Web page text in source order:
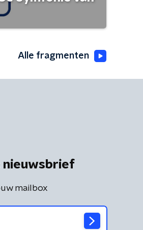
Alle fragmenten
nieuwsbrief
mailbox